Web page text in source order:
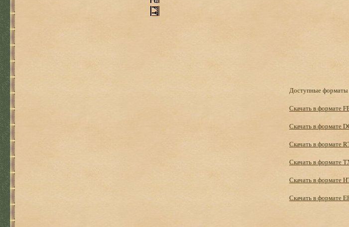
Доступные форматы
Скачать в формате
Скачать в формате
Скачать в формате
Скачать в формате
Скачать в формате
Скачать в формате